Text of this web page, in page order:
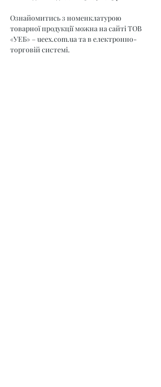
Ознайомитись з номенклатурою
товарної продукції можна на сайті ТОВ
«УЕБ» – ueex.com.ua та в електронно-
торговій системі.